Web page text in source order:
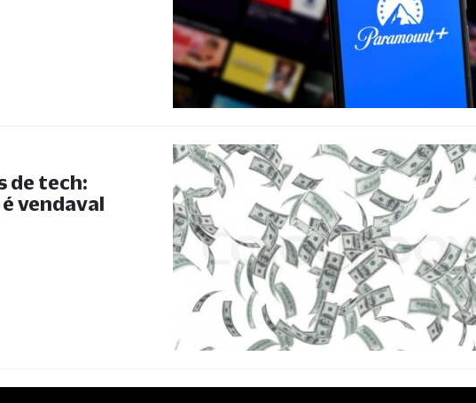
de tech:
vendaval